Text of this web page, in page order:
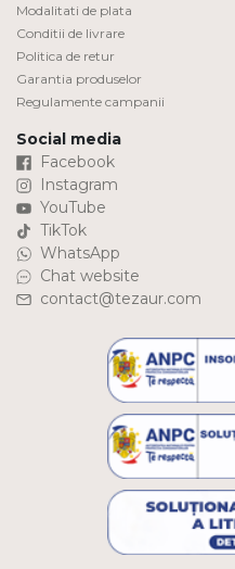
Modalitati de plata
Conditii de livrare
Politica de retur
Garantia produselor
Regulamente campanii
Social media
Facebook
Instagram
YouTube
TikTok
WhatsApp
Chat website
contact@tezaur.com